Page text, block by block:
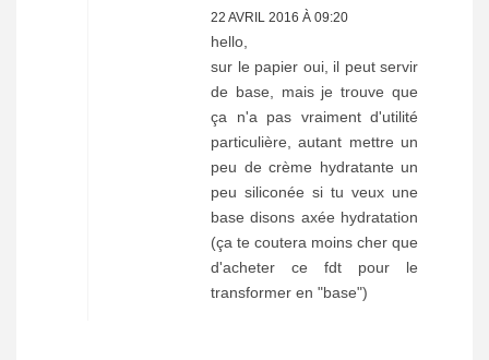
22 AVRIL 2016 À 09:20
hello,
sur le papier oui, il peut servir
de base, mais je trouve que
ça n'a pas vraiment d'utilité
particulière, autant mettre un
peu de crème hydratante un
peu siliconée si tu veux une
base disons axée hydratation
(ça te coutera moins cher que
d'acheter ce fdt pour le
transformer en "base")